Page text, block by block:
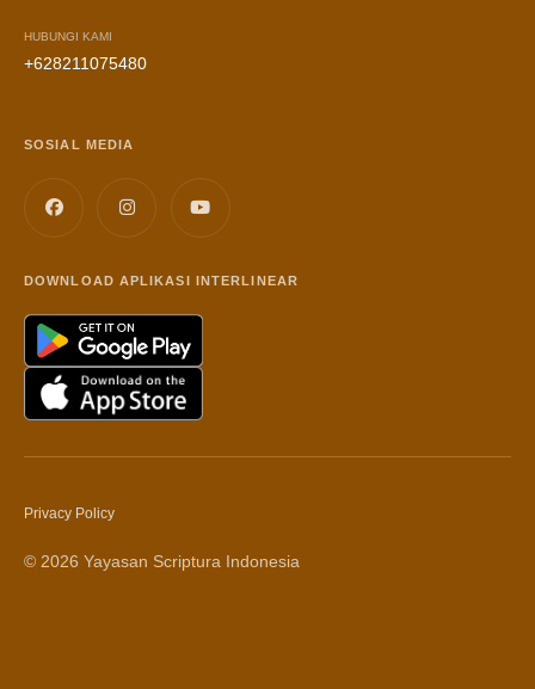
HUBUNGI KAMI
+628211075480
SOSIAL MEDIA
DOWNLOAD APLIKASI INTERLINEAR
Privacy Policy
© 2026 Yayasan Scriptura Indonesia